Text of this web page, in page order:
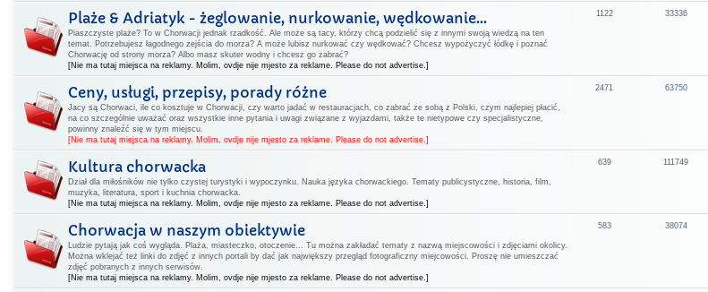
Plaże & Adriatyk - żeglowanie, nurkowanie, wędkowanie...
Piaszczyste plaże? To w Chorwacji jednak rzadkość. Ale może są tacy, którzy chcą podzielić się z innymi swoją wiedzą na ten
temat. Potrzebujesz łagodnego zejścia do morza? A może lubisz nurkować czy wędkować? Chcesz wypożyczyć łódkę i poznać
Chorwację od strony morza? Albo masz skuter wodny i chcesz go zabrać?
[Nie ma tutaj miejsca na reklamy. Molim, ovdje nije mjesto za reklame. Please do not advertise.]
1122 33336
Ceny, usługi, przepisy, porady różne
Jacy są Chorwaci, ile co kosztuje w Chorwacji, czy warto jadać w restauracjach, co zabrać ze sobą z Polski, czym najlepiej płacić,
na co szczególnie uważać oraz wszystkie inne pytania i uwagi związane z wyjazdami, także te nietypowe czy specjalistyczne,
powinny znaleźć się w tym miejscu.
[Nie ma tutaj miejsca na reklamy. Molim, ovdje nije mjesto za reklame. Please do not advertise.]
2471 63750
Kultura chorwacka
Dział dla miłośników nie tylko czystej turystyki i wypoczynku. Nauka języka chorwackiego. Tematy publicystyczne, historia, film,
muzyka, literatura, sport i kuchnia chorwacka.
[Nie ma tutaj miejsca na reklamy. Molim, ovdje nije mjesto za reklame. Please do not advertise.]
639 111749
Chorwacja w naszym obiektywie
Ludzie pytają jak coś wygląda. Plaża, miasteczko, otoczenie... Tu można zakładać tematy z nazwą miejscowości i zdjęciami okolicy.
Można wklejać też linki do zdjęć z innych portali by dać jak największy przegląd fotograficzny miejcowości. Proszę nie umieszczać
zdjęć pobranych z innych serwisów.
[Nie ma tutaj miejsca na reklamy. Molim, ovdje nije mjesto za reklame. Please do not advertise.]
583 38074